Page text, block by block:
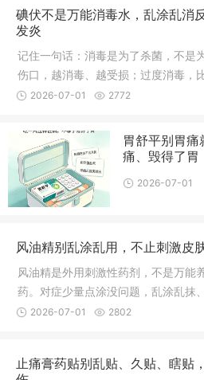
碘伏不是万能消毒水，乱涂乱消
发炎
记住一句话：消毒是为了杀菌，不是
伤口，越消毒、越受损；过度消毒，
2026-07-01 2772
胃舒平别胃
痛、毁得了胃
2026-07-01
风油精别乱涂乱用，不止刺激皮
风油精是外用刺激性药剂，不是万能
药。对症少量点涂没问题，乱涂乱抹
皮肤、黏膜和神经。
2026-07-01 2802
止痛膏药贴别乱贴、久贴、瞎贴